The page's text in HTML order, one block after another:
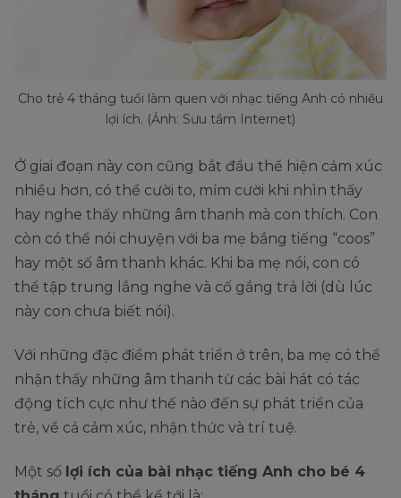
Cho trẻ 4 tháng tuổi làm quen với nhạc tiếng Anh có nhiều
lợi ích. (Ảnh: Sưu tầm Internet)
Ở giai đoạn này con cũng bắt đầu thể hiện cảm xúc
nhiều hơn, có thể cười to, mỉm cười khi nhìn thấy
hay nghe thấy những âm thanh mà con thích. Con
còn có thể nói chuyện với ba mẹ bắng tiếng “coos”
hay một số âm thanh khác. Khi ba mẹ nói, con có
thể tập trung lắng nghe và cố gắng trả lời (dù lúc
này con chưa biết nói).
Với những đặc điểm phát triển ở trên, ba mẹ có thể
nhận thấy những âm thanh từ các bài hát có tác
động tích cực như thế nào đến sự phát triển của
trẻ, về cả cảm xúc, nhận thức và trí tuệ.
Một số lợi ích của bài nhạc tiếng Anh cho bé 4